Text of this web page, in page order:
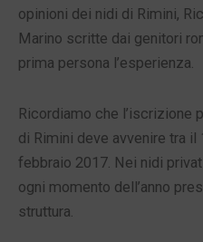
opinioni dei nidi di Rimini,
Marino scritte dai genitori
prima persona l’esperienza.
Ricordiamo che l’iscrizione
di Rimini deve avvenire tra il
febbraio 2017. Nei nidi
ogni momento dell’anno
struttura.